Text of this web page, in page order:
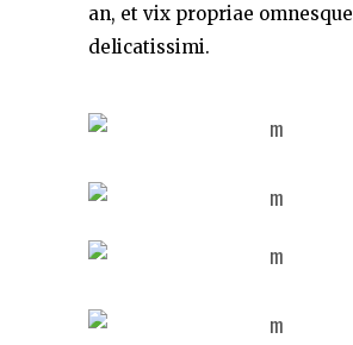
an, et vix propriae omnesque
delicatissimi.